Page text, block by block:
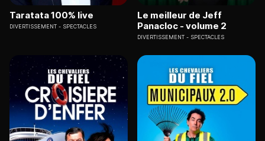
Taratata 100% live
DIVERTISSEMENT SPECTACLES
Le meilleur de Jeff
Panacloc - volume 2
DIVERTISSEMENT SPECTACLES